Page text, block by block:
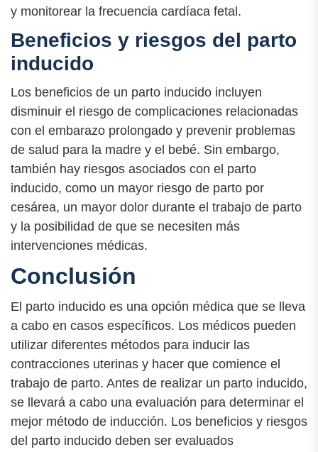
y monitorear la frecuencia cardíaca fetal.
Beneficios y riesgos del parto
inducido
Los beneficios de un parto inducido incluyen
disminuir el riesgo de complicaciones relacionadas
con el embarazo prolongado y prevenir problemas
de salud para la madre y el bebé. Sin embargo,
también hay riesgos asociados con el parto
inducido, como un mayor riesgo de parto por
cesárea, un mayor dolor durante el trabajo de parto
y la posibilidad de que se necesiten más
intervenciones médicas.
Conclusión
El parto inducido es una opción médica que se lleva
a cabo en casos específicos. Los médicos pueden
utilizar diferentes métodos para inducir las
contracciones uterinas y hacer que comience el
trabajo de parto. Antes de realizar un parto inducido,
se llevará a cabo una evaluación para determinar el
mejor método de inducción. Los beneficios y riesgos
del parto inducido deben ser evaluados